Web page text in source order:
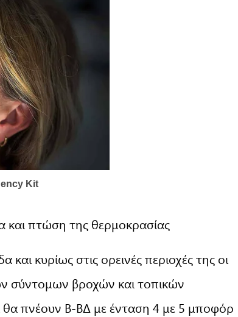
και πτώση της θερμοκρασίας
κυρίως στις ορεινές περιοχές της οι
σύντομων βροχών και τοπικών
θα πνέουν Β-ΒΔ με ένταση 4 με 5 μποφόρ